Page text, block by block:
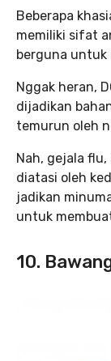
Beberapa
memiliki sifat
berguna untuk
Nggak heran,
dijadikan
temurun oleh
Nah, gejala
diatasi oleh
jadikan
untuk
10.